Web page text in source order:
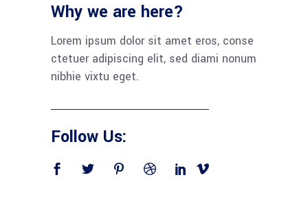
Why we are here?
Lorem ipsum dolor sit amet eros, conse
ctetuer adipiscing elit, sed diami nonum
nibhie vixtu eget.
Follow Us: